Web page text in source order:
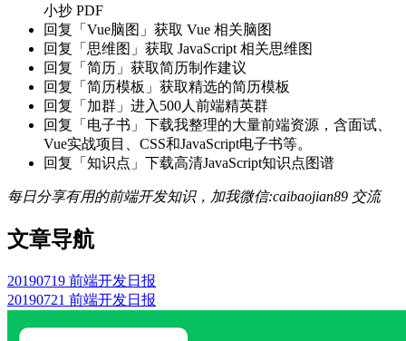
小抄 PDF
回复「Vue脑图」获取 Vue 相关脑图
回复「思维图」获取 JavaScript 相关思维图
回复「简历」获取简历制作建议
回复「简历模板」获取精选的简历模板
回复「加群」进入500人前端精英群
回复「电子书」下载我整理的大量前端资源，含面试、
Vue实战项目、CSS和JavaScript电子书等。
回复「知识点」下载高清JavaScript知识点图谱
每日分享有用的前端开发知识，加我微信:caibaojian89 交流
文章导航
20190719 前端开发日报
20190721 前端开发日报